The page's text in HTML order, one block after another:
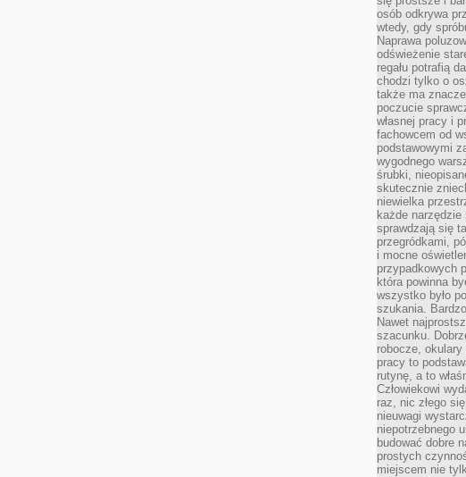
osób odkrywa
wtedy, gdy
Naprawa
odświeżenie
regału potrafią
chodzi tylko o
także ma
poczucie
własnej pracy i
fachowcem od
podstawowymi
wygodnego
śrubki,
skutecznie
niewielka
każde
sprawdzają się
przegródkami,
i mocne
przypadkowych
która powinna
wszystko było
szukania.
Nawet
szacunku.
robocze,
pracy to
rutynę, a to
Człowiekowi
raz, nic złego
nieuwagi
niepotrzebnego
budować dobre
prostych
miejscem nie